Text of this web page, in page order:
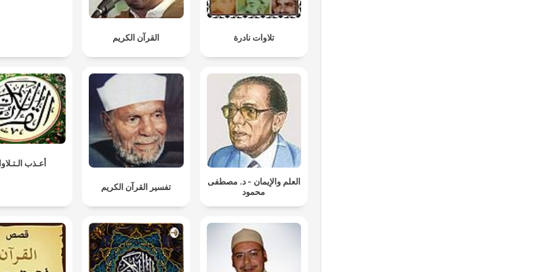
القرآن الكريم تلاوات نادرة
أعـذب
تفسير القرآن الكريم
العلم والإيمان - د. مصطفى
محمود